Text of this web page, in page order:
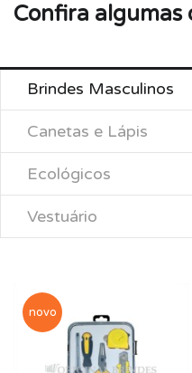
Confira algumas
Brindes Masculinos
Canetas e Lápis
Ecológicos
Vestuário
novo